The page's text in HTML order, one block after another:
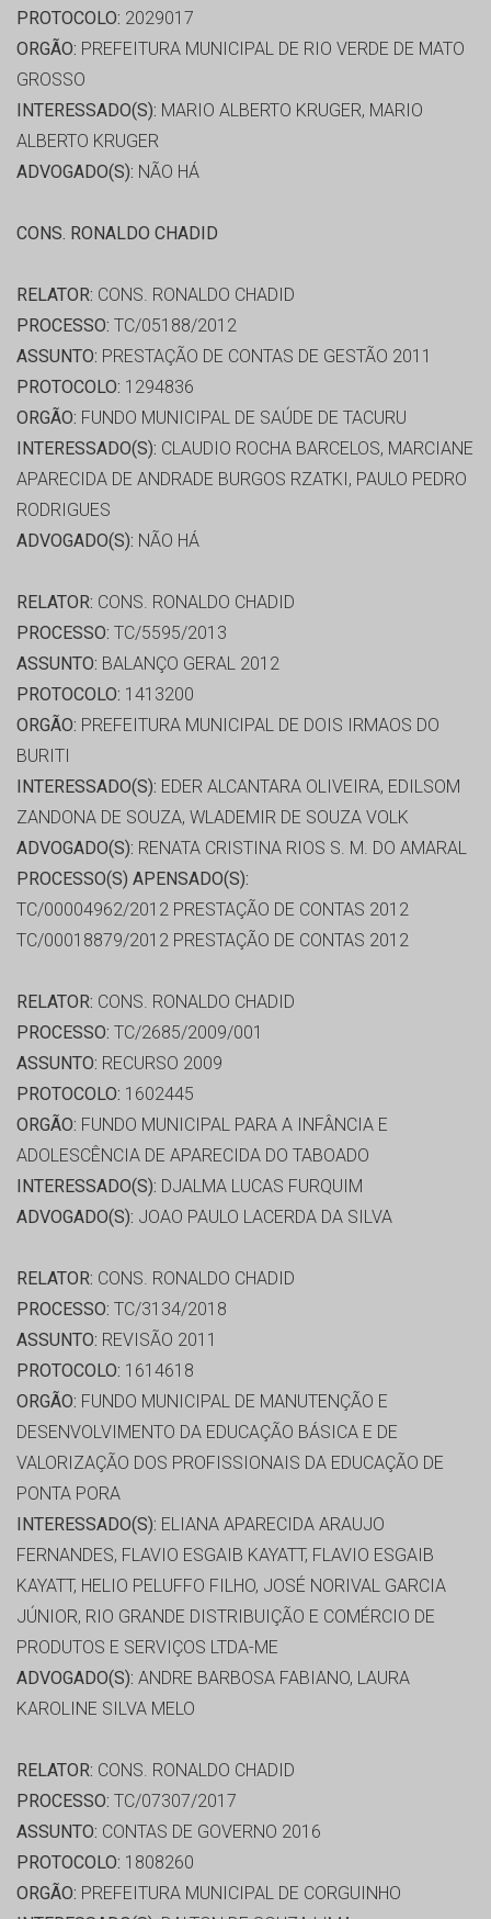
PROTOCOLO: 2029017
ORGÃO: PREFEITURA MUNICIPAL DE RIO VERDE DE MATO
GROSSO
INTERESSADO(S): MARIO ALBERTO KRUGER, MARIO
ALBERTO KRUGER
ADVOGADO(S): NÃO HÁ
CONS. RONALDO CHADID
RELATOR: CONS. RONALDO CHADID
PROCESSO: TC/05188/2012
ASSUNTO: PRESTAÇÃO DE CONTAS DE GESTÃO 2011
PROTOCOLO: 1294836
ORGÃO: FUNDO MUNICIPAL DE SAÚDE DE TACURU
INTERESSADO(S): CLAUDIO ROCHA BARCELOS, MARCIANE
APARECIDA DE ANDRADE BURGOS RZATKI, PAULO PEDRO
RODRIGUES
ADVOGADO(S): NÃO HÁ
RELATOR: CONS. RONALDO CHADID
PROCESSO: TC/5595/2013
ASSUNTO: BALANÇO GERAL 2012
PROTOCOLO: 1413200
ORGÃO: PREFEITURA MUNICIPAL DE DOIS IRMAOS DO
BURITI
INTERESSADO(S): EDER ALCANTARA OLIVEIRA, EDILSOM
ZANDONA DE SOUZA, WLADEMIR DE SOUZA VOLK
ADVOGADO(S): RENATA CRISTINA RIOS S. M. DO AMARAL
PROCESSO(S) APENSADO(S):
TC/00004962/2012 PRESTAÇÃO DE CONTAS 2012
TC/00018879/2012 PRESTAÇÃO DE CONTAS 2012
RELATOR: CONS. RONALDO CHADID
PROCESSO: TC/2685/2009/001
ASSUNTO: RECURSO 2009
PROTOCOLO: 1602445
ORGÃO: FUNDO MUNICIPAL PARA A INFÂNCIA E
ADOLESCÊNCIA DE APARECIDA DO TABOADO
INTERESSADO(S): DJALMA LUCAS FURQUIM
ADVOGADO(S): JOAO PAULO LACERDA DA SILVA
RELATOR: CONS. RONALDO CHADID
PROCESSO: TC/3134/2018
ASSUNTO: REVISÃO 2011
PROTOCOLO: 1614618
ORGÃO: FUNDO MUNICIPAL DE MANUTENÇÃO E
DESENVOLVIMENTO DA EDUCAÇÃO BÁSICA E DE
VALORIZAÇÃO DOS PROFISSIONAIS DA EDUCAÇÃO DE
PONTA PORA
INTERESSADO(S): ELIANA APARECIDA ARAUJO
FERNANDES, FLAVIO ESGAIB KAYATT, FLAVIO ESGAIB
KAYATT, HELIO PELUFFO FILHO, JOSÉ NORIVAL GARCIA
JÚNIOR, RIO GRANDE DISTRIBUIÇÃO E COMÉRCIO DE
PRODUTOS E SERVIÇOS LTDA-ME
ADVOGADO(S): ANDRE BARBOSA FABIANO, LAURA
KAROLINE SILVA MELO
RELATOR: CONS. RONALDO CHADID
PROCESSO: TC/07307/2017
ASSUNTO: CONTAS DE GOVERNO 2016
PROTOCOLO: 1808260
ORGÃO: PREFEITURA MUNICIPAL DE CORGUINHO